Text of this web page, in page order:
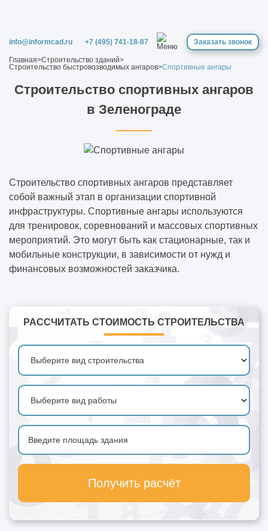
info@informcad.ru +7 (495) 741-18-87 Заказать звонок
Главная>Строительство зданий>
Строительство быстровозводимых ангаров>Спортивные ангары
Строительство спортивных ангаров
в Зеленограде
Строительство спортивных ангаров представляет
собой важный этап в организации спортивной
инфраструктуры. Спортивные ангары используются
для тренировок, соревнований и массовых спортивных
мероприятий. Это могут быть как стационарные, так и
мобильные конструкции, в зависимости от нужд и
финансовых возможностей заказчика.
РАССЧИТАТЬ СТОИМОСТЬ СТРОИТЕЛЬСТВА
Получить расчёт